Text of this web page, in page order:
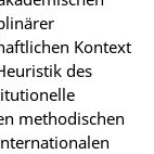
Kontext
des
methodischen